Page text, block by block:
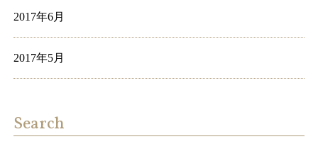
2017年6月
2017年5月
Search